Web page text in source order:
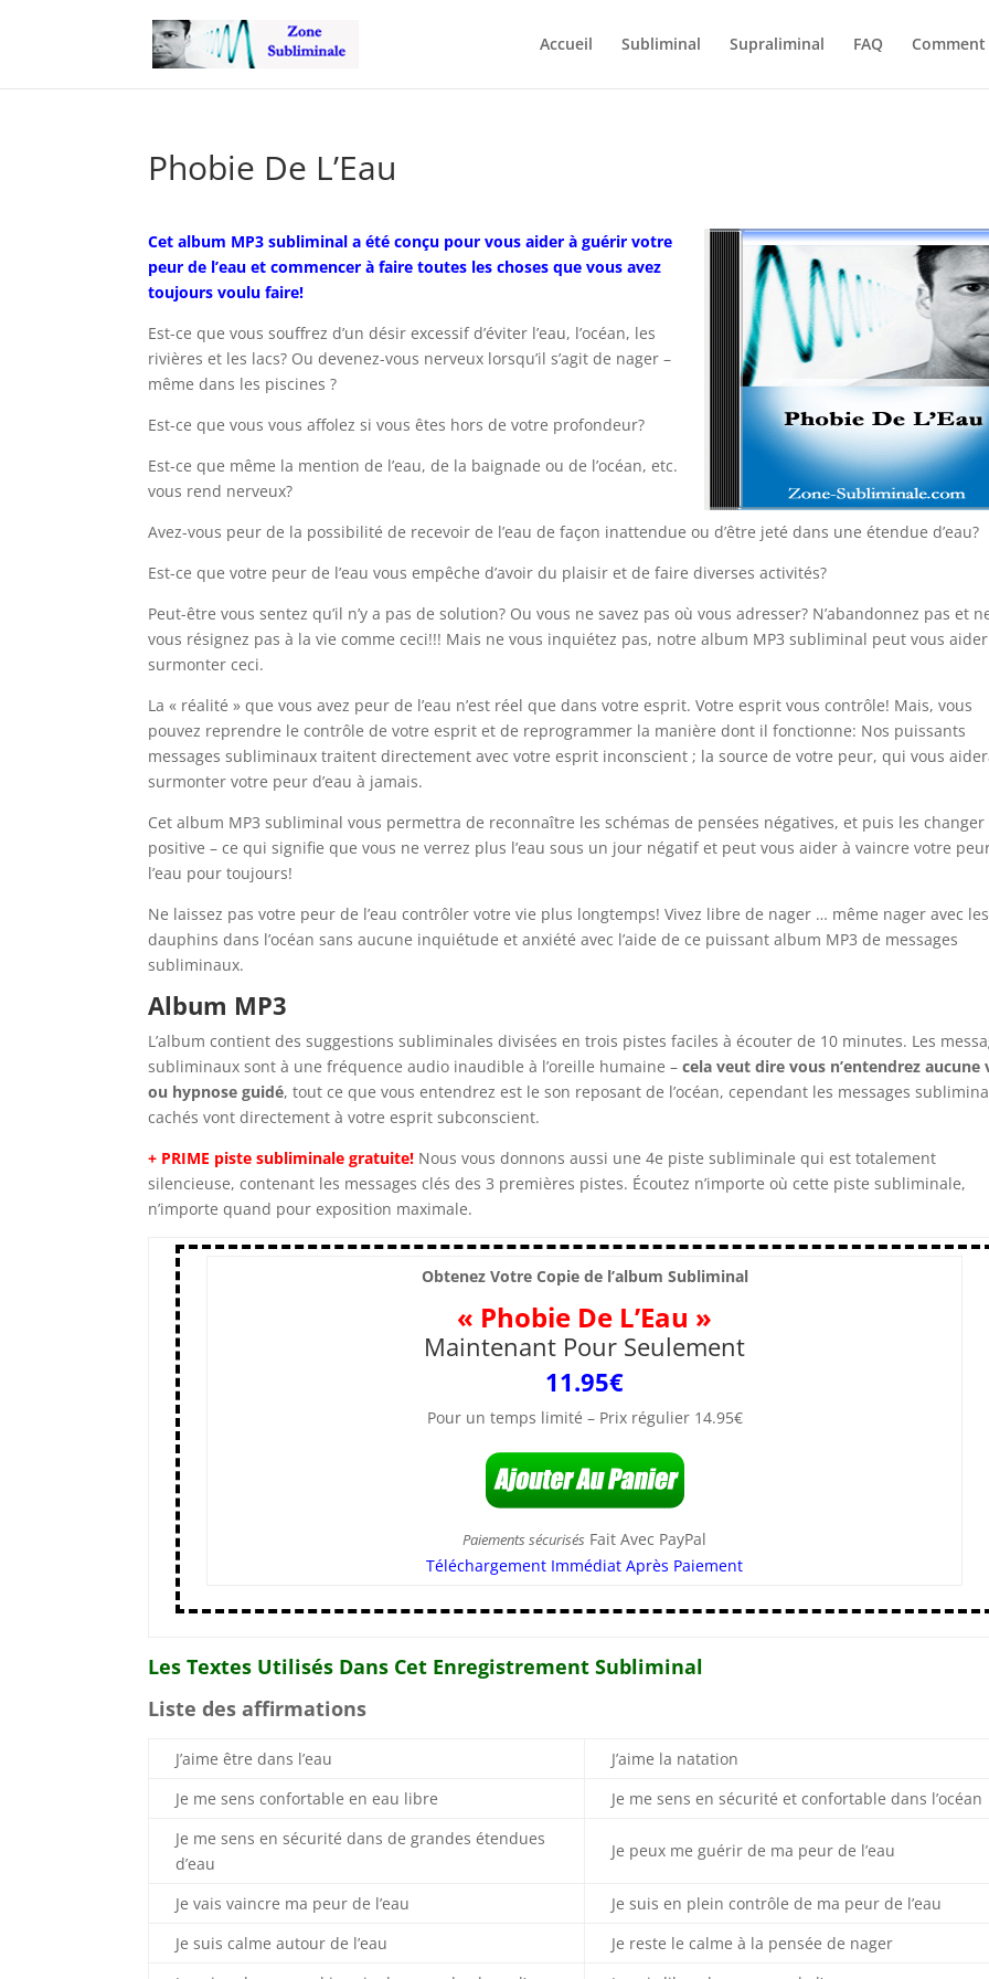
Accueil Subliminal Supraliminal FAQ
Phobie De L’Eau
Cet album MP3 subliminal a été conçu pour vous aider à guérir votre
peur de l’eau et commencer à faire toutes les choses que vous avez
toujours voulu faire!
Est-ce que vous souffrez d’un désir excessif d’éviter l’eau, l’océan, les
rivières et les lacs? Ou devenez-vous nerveux lorsqu’il s’agit de nager –
même dans les piscines ?
Est-ce que vous vous affolez si vous êtes hors de votre profondeur?
Est-ce que même la mention de l’eau, de la baignade ou de l’océan, etc.
vous rend nerveux?
Avez-vous peur de la possibilité de recevoir de l’eau de façon inattendue ou d’être jeté dans une étendue d’eau?
Est-ce que votre peur de l’eau vous empêche d’avoir du plaisir et de faire diverses activités?
Peut-être vous sentez qu’il n’y a pas de solution? Ou vous ne savez pas où vous adresser? N’abandonnez pas et
vous résignez pas à la vie comme ceci!!! Mais ne vous inquiétez pas, notre album MP3 subliminal peut vous
surmonter ceci.
La « réalité » que vous avez peur de l’eau n’est réel que dans votre esprit. Votre esprit vous contrôle! Mais, vous
pouvez reprendre le contrôle de votre esprit et de reprogrammer la manière dont il fonctionne: Nos puissants
messages subliminaux traitent directement avec votre esprit inconscient ; la source de votre peur, qui vous
surmonter votre peur d’eau à jamais.
Cet album MP3 subliminal vous permettra de reconnaître les schémas de pensées négatives, et puis les changer
positive – ce qui signifie que vous ne verrez plus l’eau sous un jour négatif et peut vous aider à vaincre votre
l’eau pour toujours!
Ne laissez pas votre peur de l’eau contrôler votre vie plus longtemps! Vivez libre de nager … même nager avec les
dauphins dans l’océan sans aucune inquiétude et anxiété avec l’aide de ce puissant album MP3 de messages
subliminaux.
Album MP3
L’album contient des suggestions subliminales divisées en trois pistes faciles à écouter de 10 minutes. Les
subliminaux sont à une fréquence audio inaudible à l’oreille humaine –cela veut dire vous n’entendrez aucune
ou hypnose guidé, tout ce que vous entendrez est le son reposant de l’océan, cependant les messages
cachés vont directement à votre esprit subconscient.
+ PRIME piste subliminale gratuite! Nous vous donnons aussi une 4e piste subliminale qui est totalement
silencieuse, contenant les messages clés des 3 premières pistes. Écoutez n’importe où cette piste subliminale,
n’importe quand pour exposition maximale.
Obtenez Votre Copie de l’album Subliminal
« Phobie De L’Eau »
Maintenant Pour Seulement
11.95€
Pour un temps limité – Prix régulier 14.95€
Paiements sécurisés Fait Avec PayPal
Téléchargement Immédiat Après Paiement
Les Textes Utilisés Dans Cet Enregistrement Subliminal
Liste des affirmations
J’aime être dans l’eau
J’aime la natation
Je me sens confortable en eau libre
Je me sens en sécurité et confortable dans l’océan
Je me sens en sécurité dans de grandes étendues
d’eau
Je peux me guérir de ma peur de l’eau
Je vais vaincre ma peur de l’eau
Je suis en plein contrôle de ma peur de l’eau
Je suis calme autour de l’eau
Je reste le calme à la pensée de nager